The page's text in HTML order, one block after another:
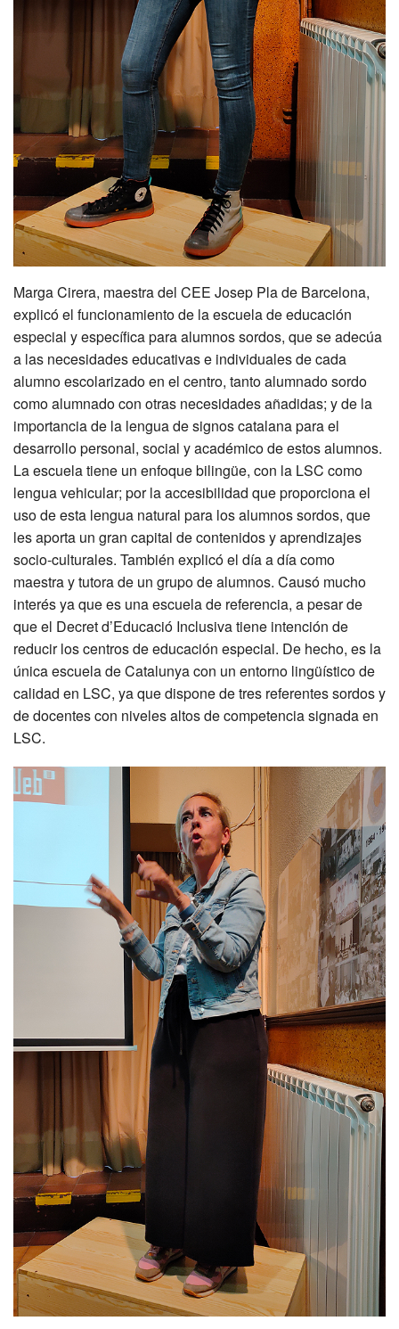
Marga Cirera, maestra del CEE Josep Pla de Barcelona,
explicó el funcionamiento de la escuela de educación
especial y específica para alumnos sordos, que se adecúa
a las necesidades educativas e individuales de cada
alumno escolarizado en el centro, tanto alumnado sordo
como alumnado con otras necesidades añadidas; y de la
importancia de la lengua de signos catalana para el
desarrollo personal, social y académico de estos alumnos.
La escuela tiene un enfoque bilingüe, con la LSC como
lengua vehicular; por la accesibilidad que proporciona el
uso de esta lengua natural para los alumnos sordos, que
les aporta un gran capital de contenidos y aprendizajes
socio-culturales. También explicó el día a día como
maestra y tutora de un grupo de alumnos. Causó mucho
interés ya que es una escuela de referencia, a pesar de
que el Decret d’Educació Inclusiva tiene intención de
reducir los centros de educación especial. De hecho, es la
única escuela de Catalunya con un entorno lingüístico de
calidad en LSC, ya que dispone de tres referentes sordos y
de docentes con niveles altos de competencia signada en
LSC.